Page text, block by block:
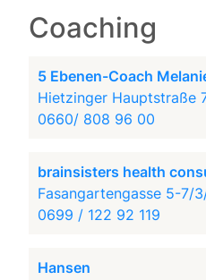
Coaching
5 Ebenen-Coach
Hietzinger Hauptstraße
0660/ 808 96 00
brainsisters health
Fasangartengasse 5-7/
0699 / 122 92 119
Hansen